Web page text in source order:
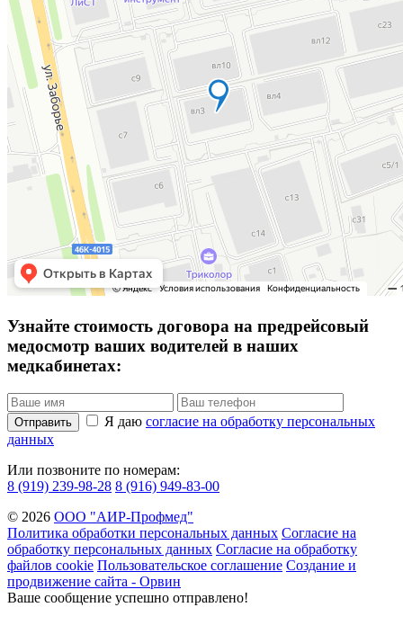
Узнайте стоимость договора на предрейсовый
медосмотр ваших водителей в наших
медкабинетах:
Отправить Я даю согласие на обработку персональных
данных
Или позвоните по номерам:
8 (919) 239-98-28 8 (916) 949-83-00
© 2026 ООО "АИР-Профмед"
Политика обработки персональных данных Согласие на
обработку персональных данных Согласие на обработку
файлов cookie Пользовательское соглашение Создание и
продвижение сайта - Орвин
Ваше сообщение успешно отправлено!